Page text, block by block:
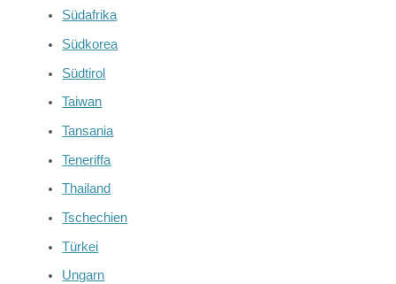
Südafrika
Südkorea
Südtirol
Taiwan
Tansania
Teneriffa
Thailand
Tschechien
Türkei
Ungarn